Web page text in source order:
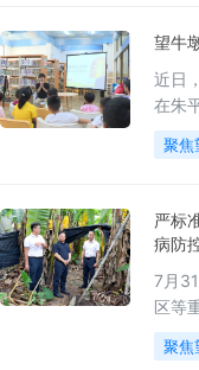
蓉沙
灵动
作有
板拼
望牛
近日
在朱
龙活
人瓦
少年
成长
通过
的
聚焦
严标
病防
7月
区等
力筑
往镇
聚焦